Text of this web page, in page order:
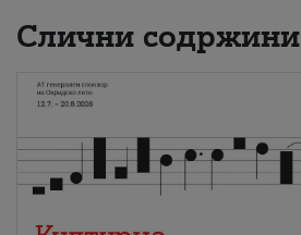
Слични содржини